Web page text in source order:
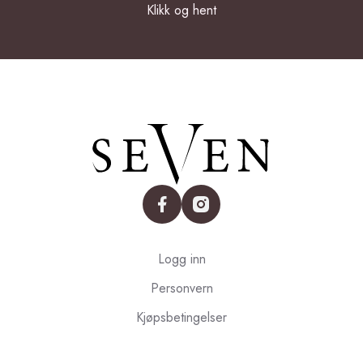
Klikk og hent
facebookinstagram
Logg inn
Personvern
Kjøpsbetingelser